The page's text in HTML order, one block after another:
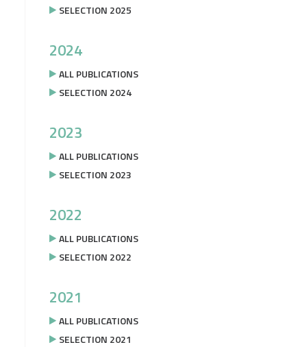
SELECTION 2025
2024
ALL PUBLICATIONS
SELECTION 2024
2023
ALL PUBLICATIONS
SELECTION 2023
2022
ALL PUBLICATIONS
SELECTION 2022
2021
ALL PUBLICATIONS
SELECTION 2021